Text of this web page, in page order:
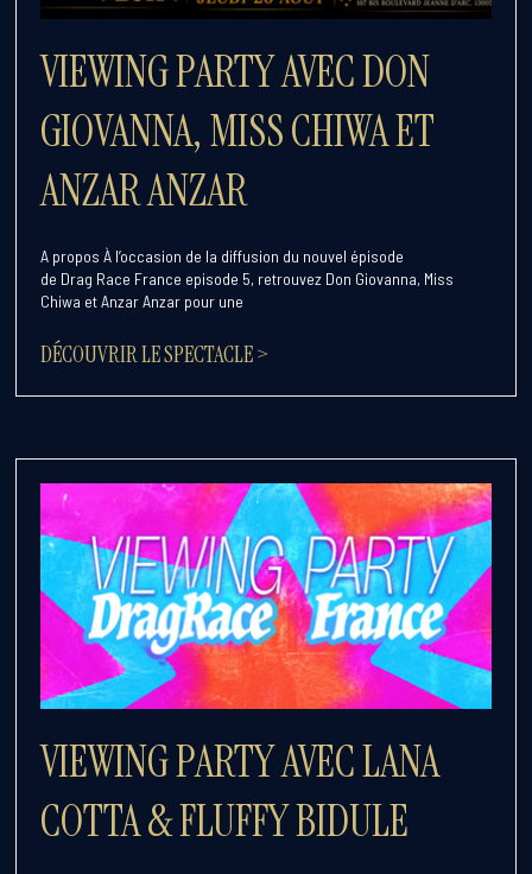
VIEWING PARTY AVEC DON
GIOVANNA, MISS CHIWA ET
ANZAR ANZAR
A propos À l’occasion de la diffusion du nouvel épisode
de Drag Race France episode 5, retrouvez Don Giovanna, Miss
Chiwa et Anzar Anzar pour une
DÉCOUVRIR LE SPECTACLE >
VIEWING PARTY AVEC LANA
COTTA & FLUFFY BIDULE